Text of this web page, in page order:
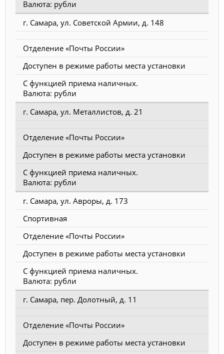
Валюта: рубли
г. Самара, ул. Советской Армии, д. 148
Отделение «Почты России»
Доступен в режиме работы места установки
С функцией приема наличных.
Валюта: рубли
г. Самара, ул. Металлистов, д. 21
Отделение «Почты России»
Доступен в режиме работы места установки
С функцией приема наличных.
Валюта: рубли
г. Самара, ул. Авроры, д. 173
Спортивная
Отделение «Почты России»
Доступен в режиме работы места установки
С функцией приема наличных.
Валюта: рубли
г. Самара, пер. Долотный, д. 11
Отделение «Почты России»
Доступен в режиме работы места установки